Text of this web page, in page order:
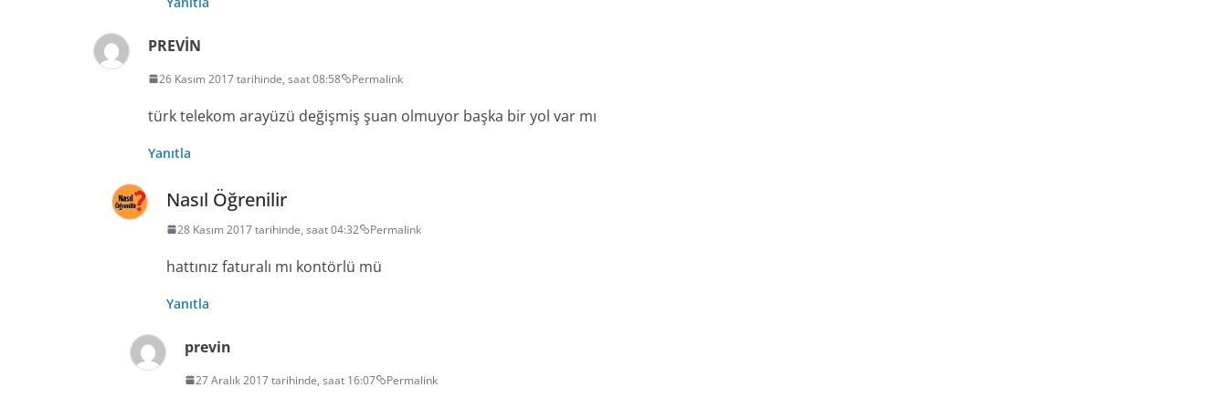
PREVİN
26 Kasım 2017 tarihinde, saat 08:58 Permalink
türk telekom arayüzü değişmiş şuan olmuyor başka bir yol var mı
Yanıtla
Nasıl Öğrenilir
28 Kasım 2017 tarihinde, saat 04:32 Permalink
hattınız faturalı mı kontörlü mü
Yanıtla
previn
27 Aralık 2017 tarihinde, saat 16:07 Permalink